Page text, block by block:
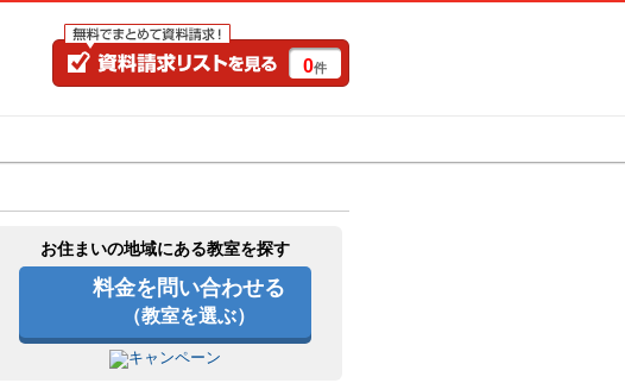
0件
お住まいの地域にある教室を探す
料金を問い合わせる
（教室を選ぶ）